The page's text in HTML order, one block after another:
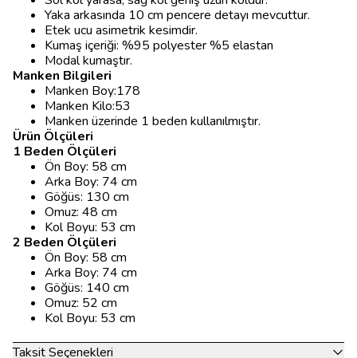
Yaka arkasında 10 cm pencere detayı mevcuttur.
Etek ucu asimetrik kesimdir.
Kumaş içeriği: %95 polyester %5 elastan
Modal kumaştır.
Manken Bilgileri
Manken Boy:178
Manken Kilo:53
Manken üzerinde 1 beden kullanılmıştır.
Ürün Ölçüleri
1 Beden Ölçüleri
Ön Boy: 58 cm
Arka Boy: 74 cm
Göğüs: 130 cm
Omuz: 48 cm
Kol Boyu: 53 cm
2 Beden Ölçüleri
Ön Boy: 58 cm
Arka Boy: 74 cm
Göğüs: 140 cm
Omuz: 52 cm
Kol Boyu: 53 cm
Taksit Seçenekleri